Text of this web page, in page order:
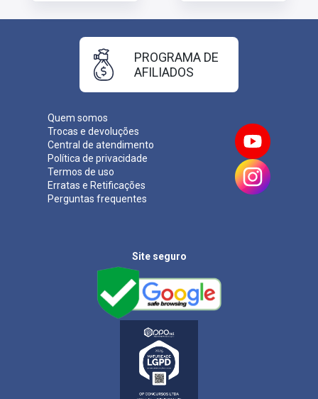
Quem somos
Trocas e devoluções
Central de atendimento
Política de privacidade
Termos de uso
Erratas e Retificações
Perguntas frequentes
PROGRAMA DE
AFILIADOS
Site seguro